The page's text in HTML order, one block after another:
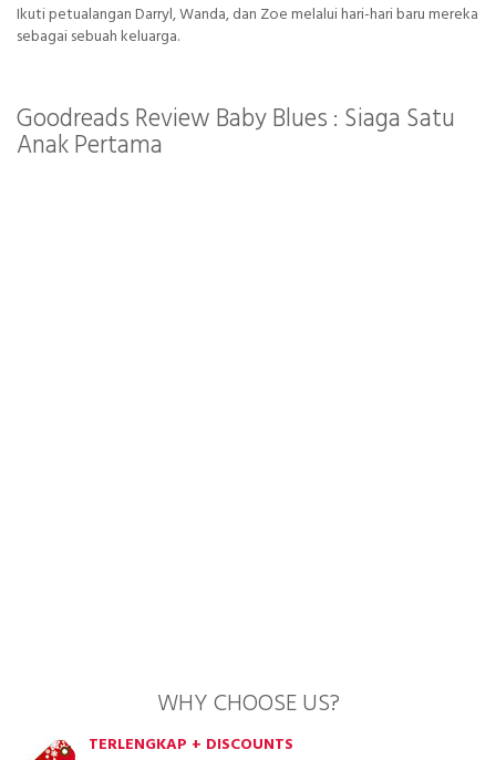
Ikuti petualangan Darryl, Wanda, dan Zoe melalui hari-hari baru mereka
sebagai sebuah keluarga.
Goodreads Review Baby Blues : Siaga Satu
Anak Pertama
WHY CHOOSE US?
TERLENGKAP + DISCOUNTS